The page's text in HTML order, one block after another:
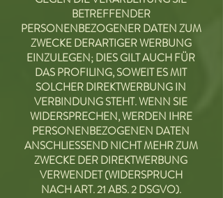
BETREFFENDER
PERSONENBEZOGENER DATEN ZUM
ZWECKE DERARTIGER WERBUNG
EINZULEGEN; DIES GILT AUCH FÜR
DAS PROFILING, SOWEIT ES MIT
SOLCHER DIREKTWERBUNG IN
VERBINDUNG STEHT. WENN SIE
WIDERSPRECHEN, WERDEN IHRE
PERSONENBEZOGENEN DATEN
ANSCHLIESSEND NICHT MEHR ZUM
ZWECKE DER DIREKTWERBUNG
VERWENDET (WIDERSPRUCH
NACH ART. 21 ABS. 2 DSGVO).